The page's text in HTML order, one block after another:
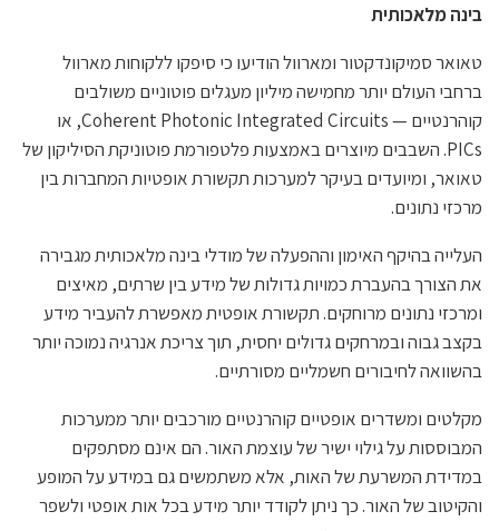
בינה מלאכותית
טאואר סמיקונדקטור ומארוול הודיעו כי סיפקו ללקוחות מארוול
ברחבי העולם יותר מחמישה מיליון מעגלים פוטוניים משולבים
קוהרנטיים — Coherent Photonic Integrated Circuits, או
PICs. השבבים מיוצרים באמצעות פלטפורמת פוטוניקת הסיליקון של
טאואר, ומיועדים בעיקר למערכות תקשורת אופטיות המחברות בין
מרכזי נתונים.
העלייה בהיקף האימון וההפעלה של מודלי בינה מלאכותית מגבירה
את הצורך בהעברת כמויות גדולות של מידע בין שרתים, מאיצים
ומרכזי נתונים מרוחקים. תקשורת אופטית מאפשרת להעביר מידע
בקצב גבוה ובמרחקים גדולים יחסית, תוך צריכת אנרגיה נמוכה יותר
בהשוואה לחיבורים חשמליים מסורתיים.
מקלטים ומשדרים אופטיים קוהרנטיים מורכבים יותר ממערכות
המבוססות על גילוי ישיר של עוצמת האור. הם אינם מסתפקים
במדידת המשרעת של האות, אלא משתמשים גם במידע על המופע
והקיטוב של האור. כך ניתן לקודד יותר מידע בכל אות אופטי ולשפר